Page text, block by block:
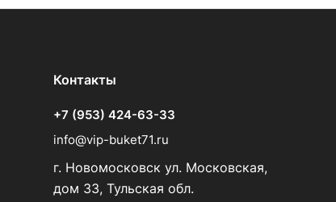
Контакты
+7 (953) 424-63-33
info@vip-buket71.ru
г. Новомосковск ул. Московская,
дом 33, Тульская обл.